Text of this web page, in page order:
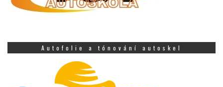
Autofolie a tónování autoskel